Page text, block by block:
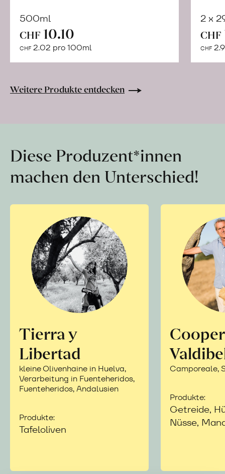
500ml
CHF 10.10
CHF 2.02 pro 100ml
Warenkorb
2 x
CHF
CHF
Weitere Produkte entdecken
Diese Produzent*innen
machen den Unterschied!
Tierra y
Libertad
kleine Olivenhaine in Huelva,
Verarbeitung in Fuenteheridos,
Fuenteheridos, Andalusien
Produkte:
Tafeloliven
Camporeale,
Produkte:
Getreide,
Nüsse,